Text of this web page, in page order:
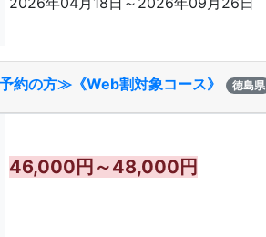
約の方≫《Web割対象コース》 徳島県
46,000円～48,000円